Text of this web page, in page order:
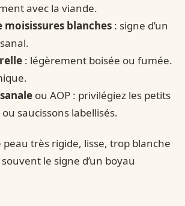
avec la viande.
moisissures blanches : signe d’un
: légèrement boisée ou fumée.
ou AOP : privilégiez les petits
saucissons labellisés.
peau très rigide, lisse, trop blanche
le signe d’un boyau